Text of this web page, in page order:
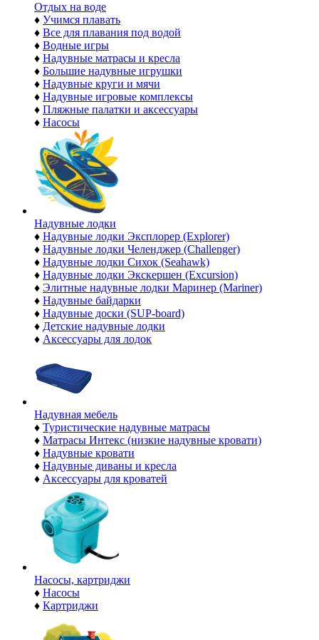
Отдых на воде
♦ Учимся плавать
♦ Все для плавания под водой
♦ Водные игры
♦ Надувные матрасы и кресла
♦ Большие надувные игрушки
♦ Надувные круги и мячи
♦ Надувные игровые комплексы
♦ Пляжные палатки и аксессуары
♦ Насосы
Надувные лодки
♦ Надувные лодки Эксплорер (Explorer)
♦ Надувные лодки Челенджер (Challenger)
♦ Надувные лодки Сихок (Seahawk)
♦ Надувные лодки Экскершен (Excursion)
♦ Элитные надувные лодки Маринер (Mariner)
♦ Надувные байдарки
♦ Надувные доски (SUP-board)
♦ Детские надувные лодки
♦ Аксессуары для лодок
Надувная мебель
♦ Туристические надувные матрасы
♦ Матрасы Интекс (низкие надувные кровати)
♦ Надувные кровати
♦ Надувные диваны и кресла
♦ Аксессуары для кроватей
Насосы, картриджи
♦ Насосы
♦ Картриджи